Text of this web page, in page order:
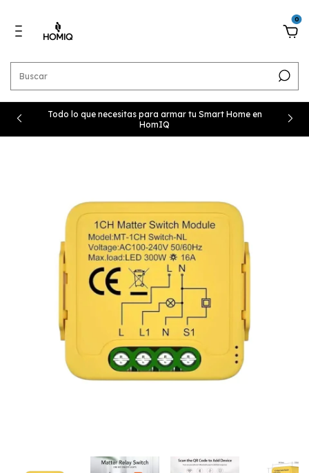
0
Todo lo que necesitas para armar tu Smart Home en
HomIQ